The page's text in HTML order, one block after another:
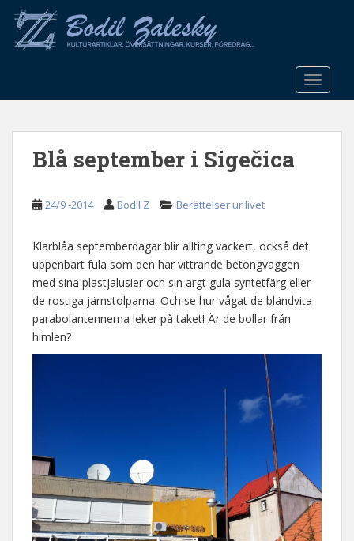
o
Blå september i Sigečica
24/9 -2014 Bodil Z Berättelser ur livet
Klarblåa septemberdagar blir allting vackert, också det
uppenbart fula som den här vittrande betongväggen
med sina plastjalusier och sin argt gula syntetfärg eller
de rostiga järnstolparna. Och se hur vågat de bländvita
parabolantennerna leker på taket! Är de bollar från
himlen?